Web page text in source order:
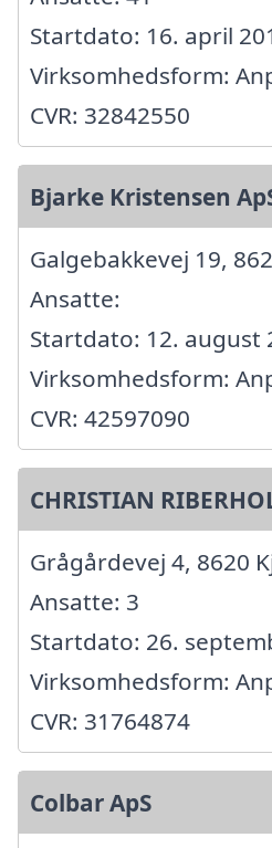
Startdato: 16. april
Virksomhedsform:
CVR: 32842550
Bjarke Kristensen
Galgebakkevej 19,
Ansatte:
Startdato: 12. august
Virksomhedsform:
CVR: 42597090
CHRISTIAN
Grågårdevej 4, 8620
Ansatte: 3
Startdato: 26.
Virksomhedsform:
CVR: 31764874
Colbar ApS